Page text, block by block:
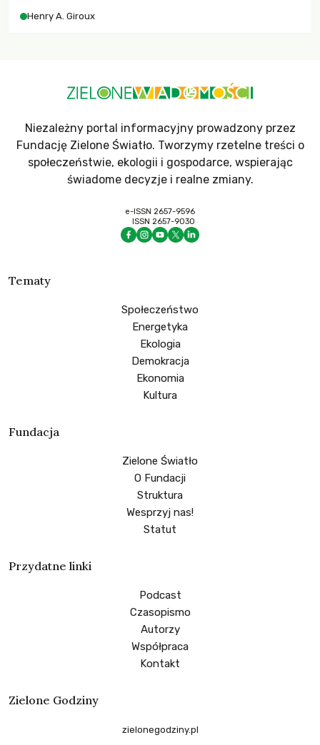
wychowają świadomych obywateli?
Henry A. Giroux
Niezależny portal informacyjny prowadzony przez
Fundację Zielone Światło. Tworzymy rzetelne treści o
społeczeństwie, ekologii i gospodarce, wspierając
świadome decyzje i realne zmiany.
e-ISSN 2657-9596
ISSN 2657-9030
Tematy
Społeczeństwo
Energetyka
Ekologia
Demokracja
Ekonomia
Kultura
Fundacja
Zielone Światło
O Fundacji
Struktura
Wesprzyj nas!
Statut
Przydatne linki
Podcast
Czasopismo
Autorzy
Współpraca
Kontakt
Zielone Godziny
zielonegodziny.pl